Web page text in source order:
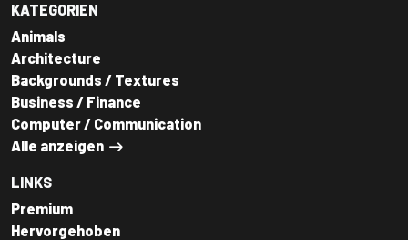
KATEGORIEN
Animals
Architecture
Backgrounds / Textures
Business / Finance
Computer / Communication
Alle anzeigen
LINKS
Premium
Hervorgehoben